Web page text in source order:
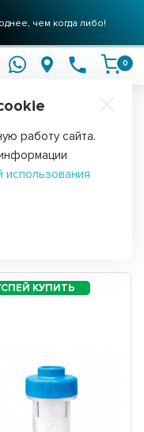
чем когда либо!
0
техники
работу сайта.
использования